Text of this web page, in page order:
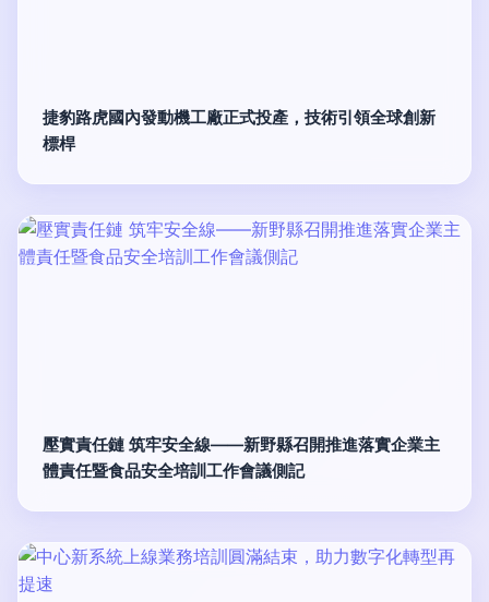
捷豹路虎國內發動機工廠正式投產，技術引領全球創新
標桿
壓實責任鏈 筑牢安全線——新野縣召開推進落實企業主
體責任暨食品安全培訓工作會議側記